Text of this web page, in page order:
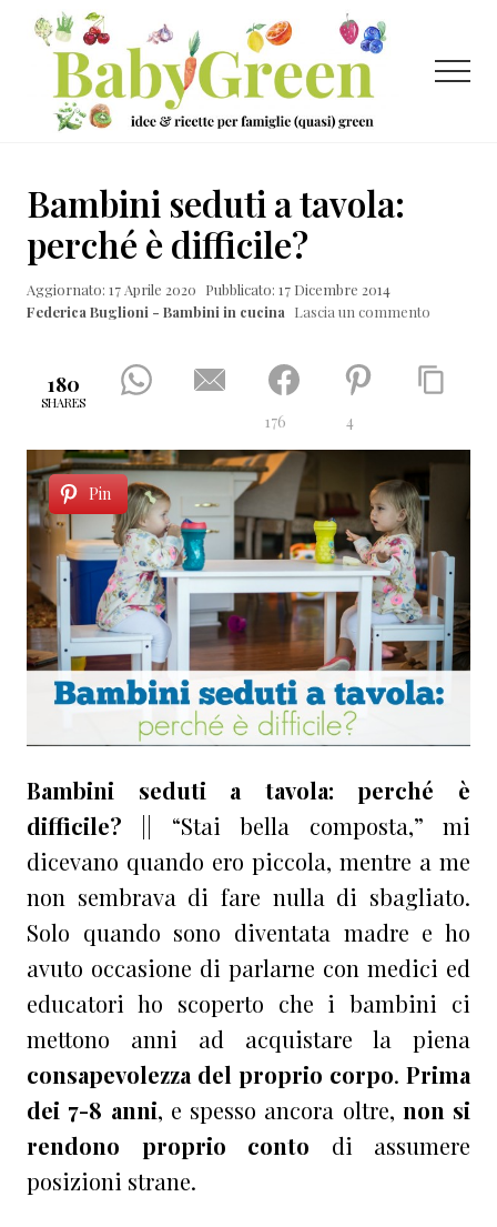
Menu
Passa
contenuto
principale
Passa
laterale
primaria
Passa
ricette
per
famiglie
Menu
Bambini seduti a tavola:
perché è difficile?
Aggiornato: 17 Aprile 2020 Pubblicato: 17 Dicembre 2014
Federica Buglioni - Bambini in cucina Lascia un commento
180
SHARES
176 4
Pin
Bambini seduti a tavola: perché è
difficile? || “Stai bella composta,” mi
dicevano quando ero piccola, mentre a me
non sembrava di fare nulla di sbagliato.
Solo quando sono diventata madre e ho
avuto occasione di parlarne con medici ed
educatori ho scoperto che i bambini ci
mettono anni ad acquistare la piena
consapevolezza del proprio corpo. Prima
dei 7-8 anni, e spesso ancora oltre, non si
rendono proprio conto di assumere
posizioni strane.